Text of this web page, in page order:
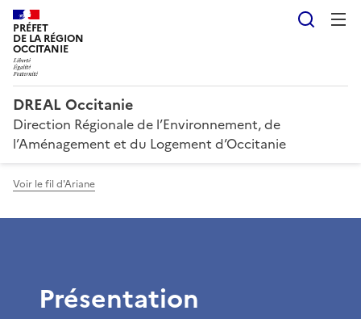
PRÉFET
DE LA RÉGION
OCCITANIE
DREAL Occitanie
Direction Régionale de l’Environnement, de
l’Aménagement et du Logement d’Occitanie
Voir le fil d'Ariane
Présentation